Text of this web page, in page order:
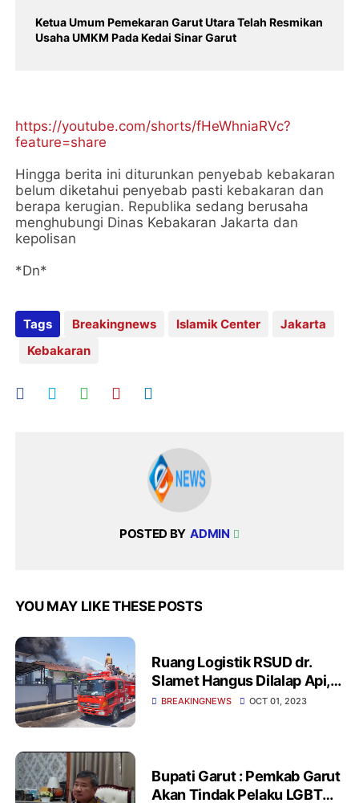
Ketua Umum Pemekaran Garut Utara Telah Resmikan
Usaha UMKM Pada Kedai Sinar Garut
https://youtube.com/shorts/fHeWhniaRVc?
feature=share
Hingga berita ini diturunkan penyebab kebakaran
belum diketahui penyebab pasti kebakaran dan
berapa kerugian. Republika sedang berusaha
menghubungi Dinas Kebakaran Jakarta dan
kepolisan
*Dn*
Tags Breakingnews Islamik Center
Jakarta
Kebakaran
POSTED BY ADMIN
YOU MAY LIKE THESE POSTS
Ruang Logistik RSUD dr.
Slamet Hangus Dilalap Api,
Penyebab Kebakaran Masih
BREAKINGNEWS OCT 01, 2023
Bupati Garut : Pemkab Garut
Akan Tindak Pelaku LGBT